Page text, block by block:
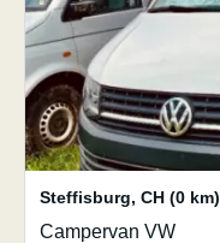
Steffisburg, CH (0 km)
Campervan VW